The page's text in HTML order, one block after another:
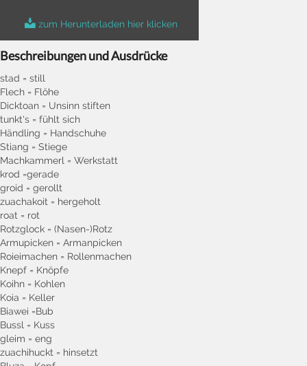
zum Herunterladen hier klicken
Beschreibungen und Ausdrücke
stad = still
Flech = Flöhe
Dicktoan = Unsinn stiften
tunkt's = fühlt sich
Händling = Handschuhe
Stiang = Stiege
Machkammerl = Werkstatt
krod =gerade
groid = gerollt
zuachakoit = hergeholt
roat = rot
Rotzglock = (Nasen-)Rotz
Armupicken = Armanpicken
Roieimachen = Rollenmachen
Knepf = Knöpfe
Koihn = Kohlen
Koia = Keller
Biawei =Bub
Bussl = Kuss
gleim = eng
zuachihuckt = hinsetzt